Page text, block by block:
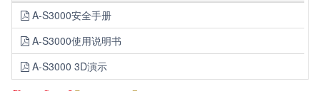
A-S3000安全手册
A-S3000使用说明书
A-S3000 3D演示